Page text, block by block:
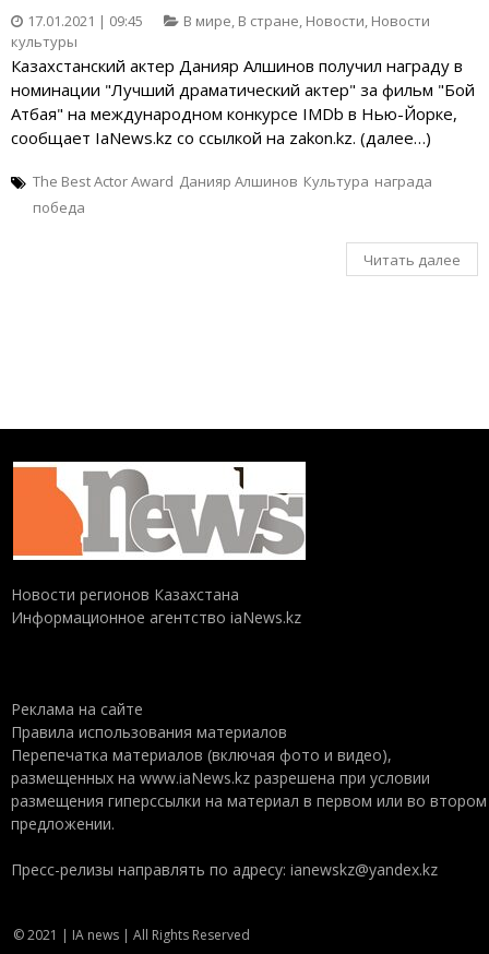
17.01.2021 | 09:45 В мире, В стране, Новости, Новости
культуры
Казахстанский актер Данияр Алшинов получил награду в
номинации "Лучший драматический актер" за фильм "Бой
Атбая" на международном конкурсе IMDb в Нью-Йорке,
сообщает IaNews.kz со ссылкой на zakon.kz. (далее…)
The Best Actor Award Данияр Алшинов Культура награда
победа
Читать далее
Новости регионов Казахстана
Информационное агентство iaNews.kz
Реклама на сайте
Правила использования материалов
Перепечатка материалов (включая фото и видео),
размещенных на www.iaNews.kz разрешена при условии
размещения гиперссылки на материал в первом или во втором
предложении.
Пресс-релизы направлять по адресу: ianewskz@yandex.kz
© 2021 | IA news | All Rights Reserved